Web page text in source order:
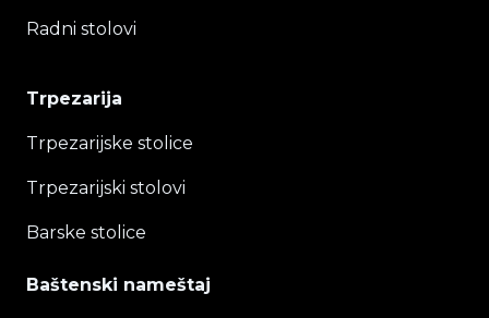
Radni stolovi
Trpezarija
Trpezarijske stolice
Trpezarijski stolovi
Barske stolice
Baštenski nameštaj